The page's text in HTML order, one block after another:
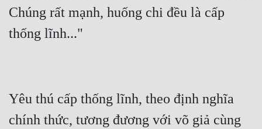
Chúng rất mạnh, huống chi đều là cấp
Yêu thú cấp thống lĩnh, theo định nghĩa
chính thức, tương đương với võ giả cùng